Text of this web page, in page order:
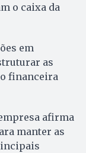
o caixa da
em
as
financeira
afirma
manter as